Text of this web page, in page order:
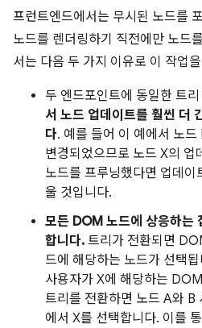
프런트엔드에서는 무시된 노드를
노드를 렌더링하기 직전에만 노드
서는 다음 두 가지 이유로 이 작업
두 엔드포인트에 동일한 트
서 노드 업데이트를 훨씬 더
다. 예를 들어 이 예에서 노
변경되었으므로 노드 X의 업
노드를 프루닝했다면 업데이
울 것입니다.
모든 DOM 노드에 상응하는
합니다. 트리가 전환되면
드에 해당하는 노드가 선택
사용자가 X에 해당하는
트리를 전환하면 노드 A와 B
에서 X를 선택합니다. 이를